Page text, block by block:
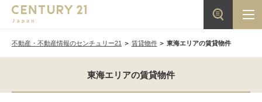
不動産・不動産情報のセンチュリー21 賃貸物件 東海エリアの賃貸物件
東海エリアの賃貸物件